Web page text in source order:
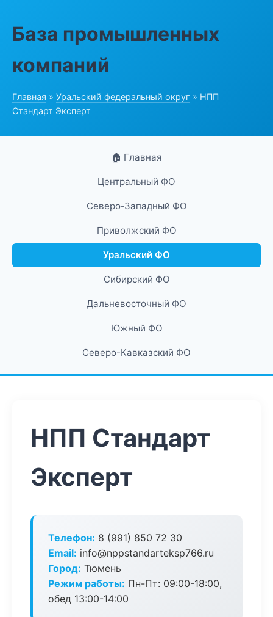
База промышленных
компаний
Главная » Уральский федеральный округ » НПП
Стандарт Эксперт
🏠 Главная
Центральный ФО
Северо-Западный ФО
Приволжский ФО
Уральский ФО
Сибирский ФО
Дальневосточный ФО
Южный ФО
Северо-Кавказский ФО
НПП Стандарт
Эксперт
Телефон: 8 (991) 850 72 30
Email: info@nppstandarteksp766.ru
Город: Тюмень
Режим работы: Пн-Пт: 09:00-18:00,
обед 13:00-14:00